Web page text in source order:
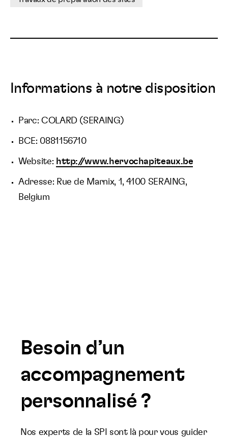
Informations à notre disposition
Parc: COLARD (SERAING)
BCE: 0881156710
Website: http://www.hervochapiteaux.be
Adresse: Rue de Marnix, 1, 4100 SERAING,
Belgium
Besoin d’un
accompagnement
personnalisé ?
Nos experts de la SPI sont là pour vous guider